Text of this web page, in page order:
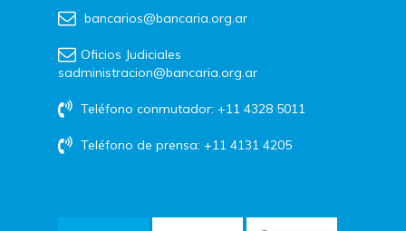
bancarios@bancaria.org.ar
Oficios Judiciales
sadministracion@bancaria.org.ar
Teléfono conmutador: +11 4328 5011
Teléfono de prensa: +11 4131 4205